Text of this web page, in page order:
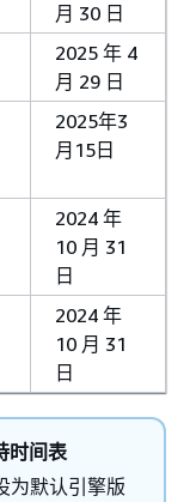
月 30 日
2025 年 4
月 29 日
2025年3
月15日
2024 年
10 月 31
日
2024 年
10 月 31
日
时间表
为默认引擎版